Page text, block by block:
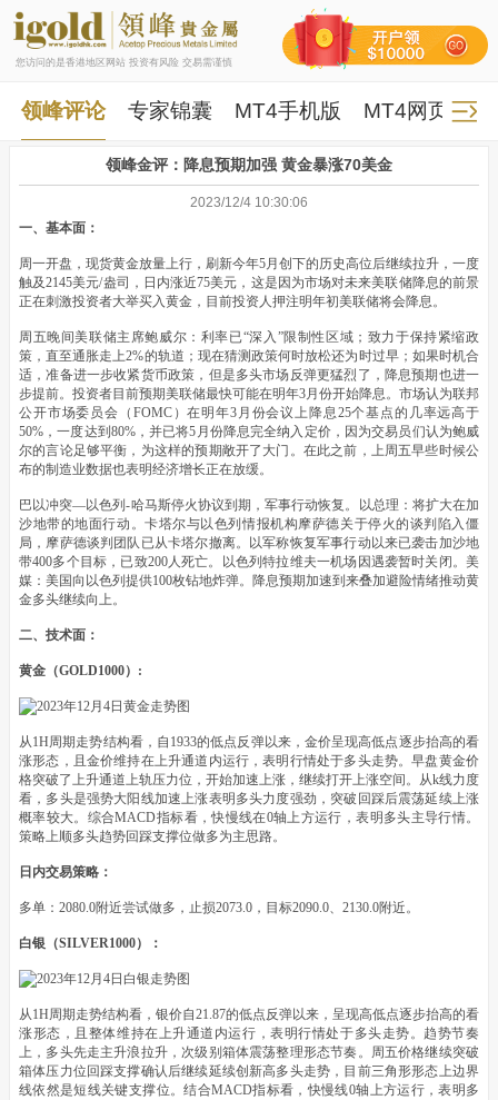
您访问的是香港地区网站 投资有风险 交易需谨慎
领峰评论 专家锦囊 MT4手机版 MT4网页版
领峰金评：降息预期加强 黄金暴涨70美金
2023/12/4 10:30:06
一、基本面：
周一开盘，现货黄金放量上行，刷新今年5月创下的历史高位后继续拉升，一度
触及2145美元/盎司，日内涨近75美元，这是因为市场对未来美联储降息的前景
正在刺激投资者大举买入黄金，目前投资人押注明年初美联储将会降息。
周五晚间美联储主席鲍威尔：利率已“深入”限制性区域；致力于保持紧缩政
策，直至通胀走上2%的轨道；现在猜测政策何时放松还为时过早；如果时机合
适，准备进一步收紧货币政策，但是多头市场反弹更猛烈了，降息预期也进一
步提前。投资者目前预期美联储最快可能在明年3月份开始降息。市场认为联邦
公开市场委员会（FOMC）在明年3月份会议上降息25个基点的几率远高于
50%，一度达到80%，并已将5月份降息完全纳入定价，因为交易员们认为鲍威
尔的言论足够平衡，为这样的预期敞开了大门。在此之前，上周五早些时候公
布的制造业数据也表明经济增长正在放缓。
巴以冲突—以色列-哈马斯停火协议到期，军事行动恢复。以总理：将扩大在加
沙地带的地面行动。卡塔尔与以色列情报机构摩萨德关于停火的谈判陷入僵
局，摩萨德谈判团队已从卡塔尔撤离。以军称恢复军事行动以来已袭击加沙地
带400多个目标，已致200人死亡。以色列特拉维夫一机场因遇袭暂时关闭。美
媒：美国向以色列提供100枚钻地炸弹。降息预期加速到来叠加避险情绪推动黄
金多头继续向上。
二、技术面：
黄金（GOLD1000）:
从1H周期走势结构看，自1933的低点反弹以来，金价呈现高低点逐步抬高的看
涨形态，且金价维持在上升通道内运行，表明行情处于多头走势。早盘黄金价
格突破了上升通道上轨压力位，开始加速上涨，继续打开上涨空间。从k线力度
看，多头是强势大阳线加速上涨表明多头力度强劲，突破回踩后震荡延续上涨
概率较大。综合MACD指标看，快慢线在0轴上方运行，表明多头主导行情。
策略上顺多头趋势回踩支撑位做多为主思路。
日内交易策略：
多单：2080.0附近尝试做多，止损2073.0，目标2090.0、2130.0附近。
白银（SILVER1000）：
从1H周期走势结构看，银价自21.87的低点反弹以来，呈现高低点逐步抬高的看
涨形态，且整体维持在上升通道内运行，表明行情处于多头走势。趋势节奏
上，多头先走主升浪拉升，次级别箱体震荡整理形态节奏。周五价格继续突破
箱体压力位回踩支撑确认后继续延续创新高多头走势，目前三角形形态上边界
线依然是短线关键支撑位。结合MACD指标看，快慢线0轴上方运行，表明多